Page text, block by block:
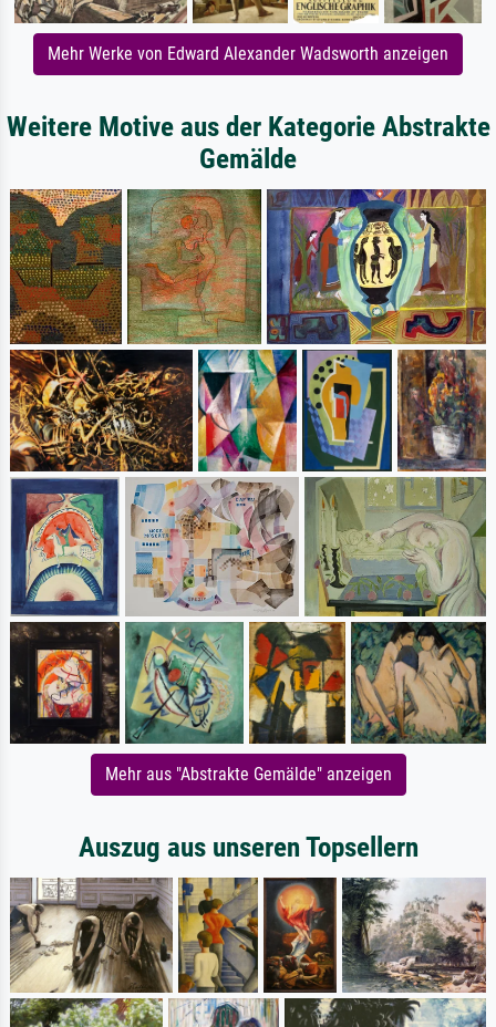
Mehr Werke von Edward Alexander Wadsworth anzeigen
Weitere Motive aus der Kategorie Abstrakte
Gemälde
Mehr aus "Abstrakte Gemälde" anzeigen
Auszug aus unseren Topsellern